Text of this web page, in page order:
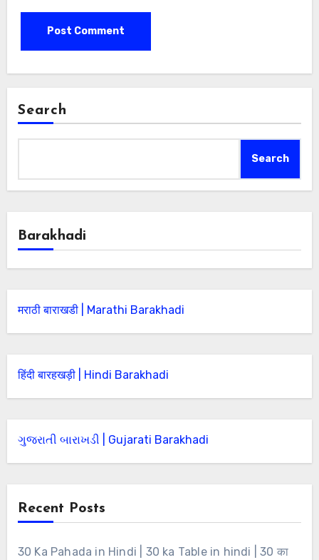
Search
Search
Barakhadi
मराठी बाराखडी | Marathi Barakhadi
हिंदी बारहखड़ी | Hindi Barakhadi
ગુજરાતી બારાખડી | Gujarati Barakhadi
Recent Posts
30 Ka Pahada in Hindi | 30 ka Table in hindi | 30 का